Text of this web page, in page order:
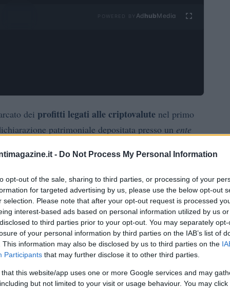
- Do Not Process My Personal Information
opt-out of the sale, sharing to third parties, or processing of your
for targeted advertising by us, please use the below opt-out
selection. Please note that after your opt-out request is processed
interest-based ads based on personal information utilized by us
to third parties prior to your opt-out. You may separately
of your personal information by third parties on the IAB’s list of
This information may also be disclosed by us to third parties on the
Participants that may further disclose it to other third parties.
that this website/app uses one or more Google services and may
but not limited to your visit or usage behaviour. You may
Ad hubMedia
dei profitti legati alle criptovalute nel primo
patrimoniale depositata presso un ente
nuove strategie milionarie sulle opzioni
in cui Parlamento e opinione pubblica hanno
decisioni di governo e interessi economici privati
a iniziativecrypto collegate al marchio familiare
dollari, con voci rilevanti damemecoinpiattaforme e
del mercato: un investitore ha piazzato una
scadenza 2 luglio 2026, segnalando aspettative di
2 luglio 2026.